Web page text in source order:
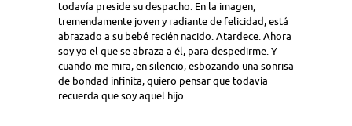
todavía preside su despacho. En la imagen,
tremendamente joven y radiante de felicidad, está
abrazado a su bebé recién nacido. Atardece. Ahora
soy yo el que se abraza a él, para despedirme. Y
cuando me mira, en silencio, esbozando una sonrisa
de bondad infinita, quiero pensar que todavía
recuerda que soy aquel hijo.